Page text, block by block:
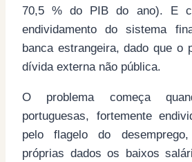
70,5 % do PIB do ano). E
endividamento do sistema
banca estrangeira, dado que o
dívida externa não pública.
O problema começa
portuguesas, fortemente
pelo flagelo do
próprias dados os baixos